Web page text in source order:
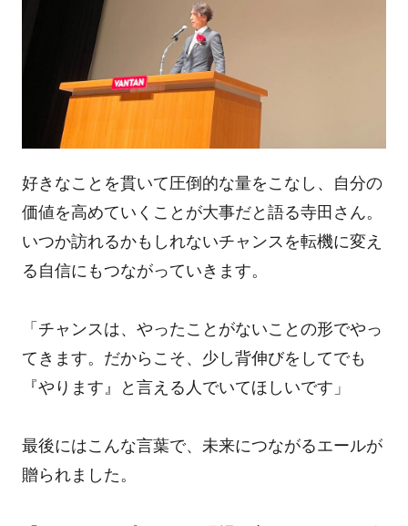
好きなことを貫いて圧倒的な量をこなし、自分の
価値を高めていくことが大事だと語る寺田さん。
いつか訪れるかもしれないチャンスを転機に変え
る自信にもつながっていきます。
「チャンスは、やったことがないことの形でやっ
てきます。だからこそ、少し背伸びをしてでも
『やります』と言える人でいてほしいです」
最後にはこんな言葉で、未来につながるエールが
贈られました。